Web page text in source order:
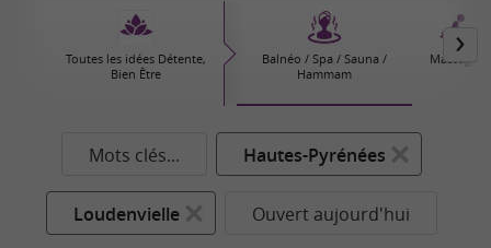
Toutes les idées Détente,
Bien Être
Balnéo / Spa / Sauna /
Hammam
Massages
Mots clés... Hautes-Pyrénées
Loudenvielle Ouvert aujourd'hui